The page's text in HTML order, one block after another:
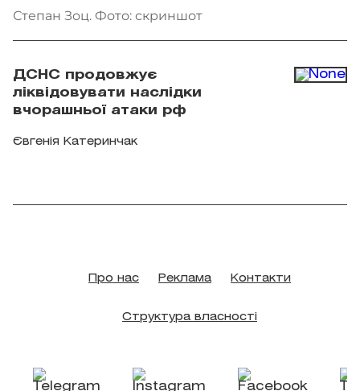
Степан Зоц. Фото: скриншот
ДСНС продовжує
ліквідовувати наслідки
вчорашньої атаки рф
Євгенія Катеринчак
Про нас Реклама Контакти
Структура власності